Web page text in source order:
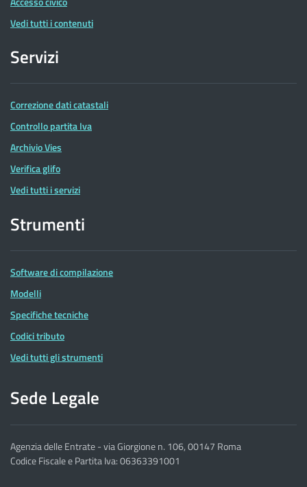
Vedi tutti i contenuti
Servizi
Correzione dati catastali
Controllo partita Iva
Archivio Vies
Verifica glifo
Vedi tutti i servizi
Strumenti
Software di compilazione
Modelli
Specifiche tecniche
Codici tributo
Vedi tutti gli strumenti
Sede Legale
Agenzia delle Entrate - via Giorgione n. 106, 00147 Roma
Codice Fiscale e Partita Iva: 06363391001